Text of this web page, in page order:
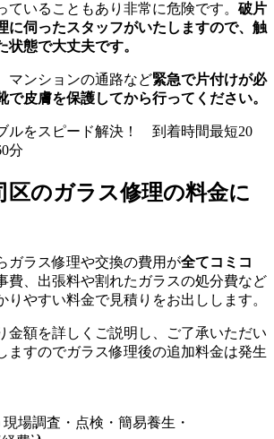
ていることもあり非常に危険です。 破片
に伺ったスタッフがいたしますので、触
状態で大丈夫です。
マンションの通路など緊急で片付けが必
で皮膚を保護してから行ってください。
区のガラス修理の料金に
ガラス修理や交換の費用が全てコミコ
費、出張料や割れたガラスの処分費など
りやすい料金で見積りをお出しします。
金額を詳しくご説明し、ご了承いただい
ますのでガラス修理後の追加料金は発生
現場調査・点検・簡易養生・